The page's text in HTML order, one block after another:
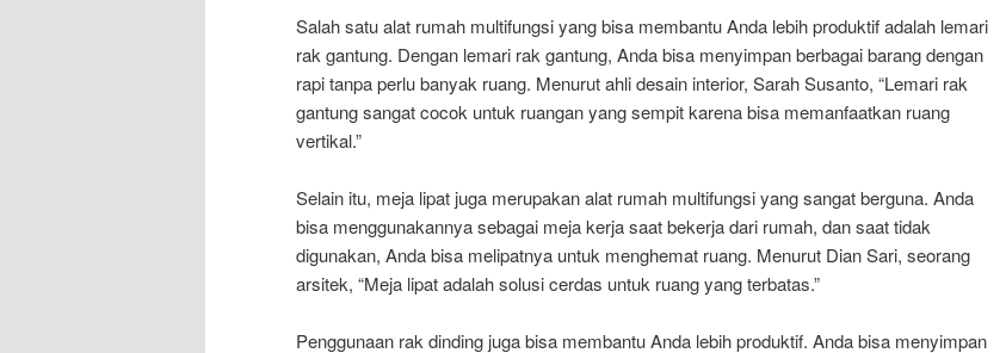
Salah satu alat rumah multifungsi yang bisa membantu Anda lebih produktif adalah lemari
rak gantung. Dengan lemari rak gantung, Anda bisa menyimpan berbagai barang dengan
rapi tanpa perlu banyak ruang. Menurut ahli desain interior, Sarah Susanto, “Lemari rak
gantung sangat cocok untuk ruangan yang sempit karena bisa memanfaatkan ruang
vertikal.”
Selain itu, meja lipat juga merupakan alat rumah multifungsi yang sangat berguna. Anda
bisa menggunakannya sebagai meja kerja saat bekerja dari rumah, dan saat tidak
digunakan, Anda bisa melipatnya untuk menghemat ruang. Menurut Dian Sari, seorang
arsitek, “Meja lipat adalah solusi cerdas untuk ruang yang terbatas.”
Penggunaan rak dinding juga bisa membantu Anda lebih produktif. Anda bisa menyimpan